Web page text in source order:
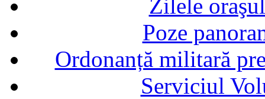
Zilele
Poze
Ordonanță militară
Serviciul